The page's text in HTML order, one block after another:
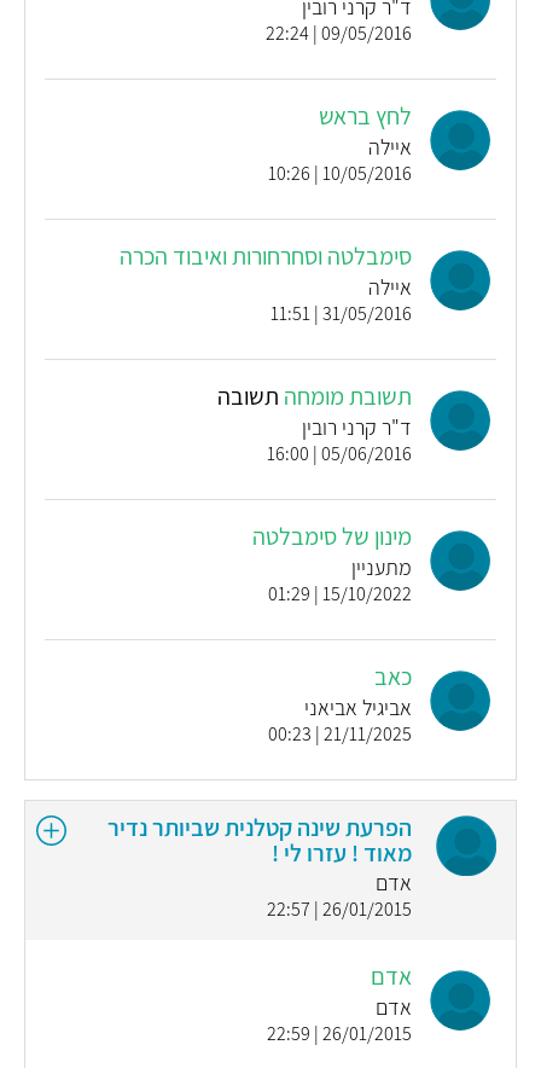
ד"ר קרני רובין
09/05/2016 | 22:24
לחץ בראש
איילה
10/05/2016 | 10:26
סימבלטה וסחרחורות ואיבוד הכרה
איילה
31/05/2016 | 11:51
תשובת מומחה תשובה
ד"ר קרני רובין
05/06/2016 | 16:00
מינון של סימבלטה
מתעניין
15/10/2022 | 01:29
כאב
אביגיל אביאני
21/11/2025 | 00:23
הפרעת שינה קטלנית שביותר נדיר
מאוד ! עזרו לי !
אדם
26/01/2015 | 22:57
אדם
אדם
26/01/2015 | 22:59